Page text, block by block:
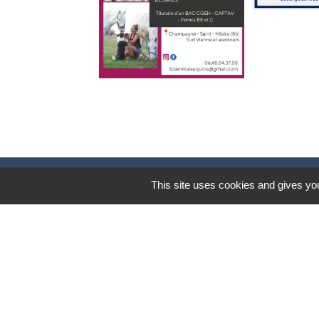
This site uses cookies and gives